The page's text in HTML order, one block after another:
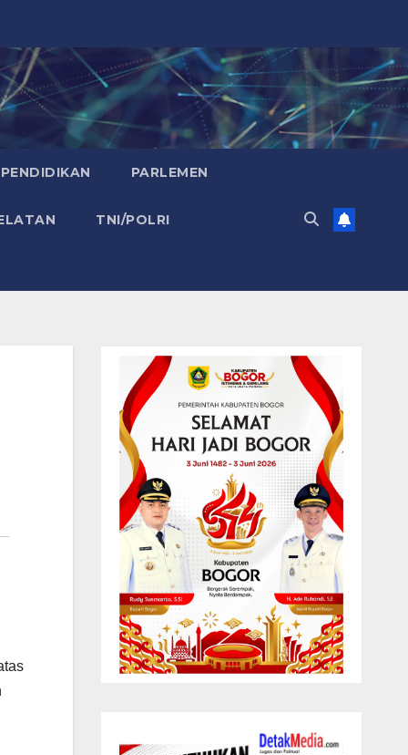
PENDIDIKAN PARLEMEN
TNI/POLRI